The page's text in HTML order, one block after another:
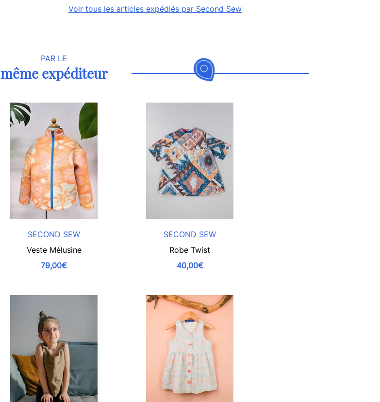
Voir tous les articles expédiés par Second Sew
PAR LE
même expéditeur
SECOND SEW
Veste Mélusine
79,00€
SECOND SEW
Robe Twist
40,00€